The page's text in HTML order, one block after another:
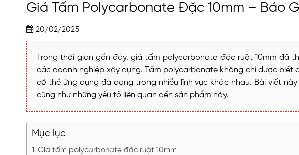
Giá Tấm Polycarbonate Đặc 10mm – Báo
20/02/2025
Trong thời gian gần đây, giá tấm polycarbonate đặc ruột 10mm đã
các doanh nghiệp xây dựng. Tấm polycarbonate không chỉ được biết
có thể ứng dụng đa dạng trong nhiều lĩnh vực khác nhau. Bài viết
cũng như những yếu tố liên quan đến sản phẩm này.
Mục lục
Giá tấm polycarbonate đặc ruột 10mm